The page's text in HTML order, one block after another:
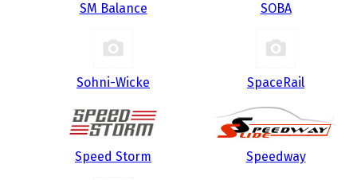
SM Balance SOBA
Sohni-Wicke SpaceRail
Speed Storm Speedway